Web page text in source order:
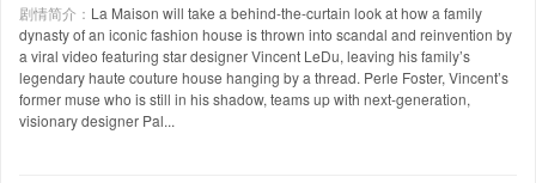
剧情简介： La Maison will take a behind-the-curtain look at how a family
dynasty of an iconic fashion house is thrown into scandal and reinvention by
a viral video featuring star designer Vincent LeDu, leaving his family’s
legendary haute couture house hanging by a thread. Perle Foster, Vincent’s
former muse who is still in his shadow, teams up with next-generation,
visionary designer Pal...